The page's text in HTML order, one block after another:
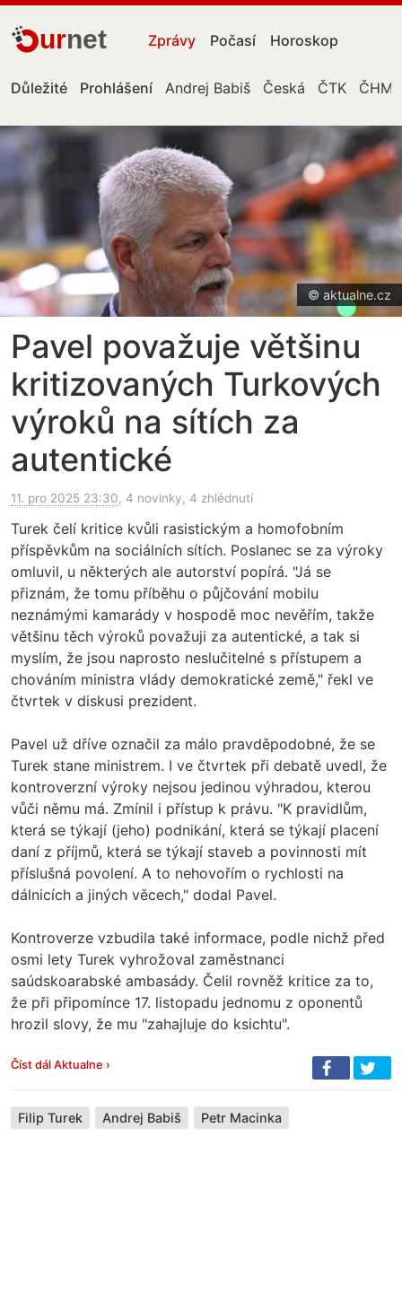
urnet Zprávy Počasí Horoskop
Důležité Prohlášení Andrej Babiš Česká ČTK
© aktualne.cz
Pavel považuje většinu
kritizovaných Turkových
výroků na sítích za
autentické
11. pro 2025 23:30, 4 novinky, 4 zhlédnutí
Turek čelí kritice kvůli rasistickým a homofobním
příspěvkům na sociálních sítích. Poslanec se za výroky
omluvil, u některých ale autorství popírá. "Já se
přiznám, že tomu příběhu o půjčování mobilu
neznámými kamarády v hospodě moc nevěřím, takže
většinu těch výroků považuji za autentické, a tak si
myslím, že jsou naprosto neslučitelné s přístupem a
chováním ministra vlády demokratické země," řekl ve
čtvrtek v diskusi prezident.
Pavel už dříve označil za málo pravděpodobné, že se
Turek stane ministrem. I ve čtvrtek při debatě uvedl, že
kontroverzní výroky nejsou jedinou výhradou, kterou
vůči němu má. Zmínil i přístup k právu. "K pravidlům,
která se týkají (jeho) podnikání, která se týkají placení
daní z příjmů, která se týkají staveb a povinnosti mít
příslušná povolení. A to nehovořím o rychlosti na
dálnicích a jiných věcech," dodal Pavel.
Kontroverze vzbudila také informace, podle nichž před
osmi lety Turek vyhrožoval zaměstnanci
saúdskoarabské ambasády. Čelil rovněž kritice za to,
že při připomínce 17. listopadu jednomu z oponentů
hrozil slovy, že mu "zahajluje do ksichtu".
Číst dál Aktualne ›
Filip Turek Andrej Babiš Petr Macinka